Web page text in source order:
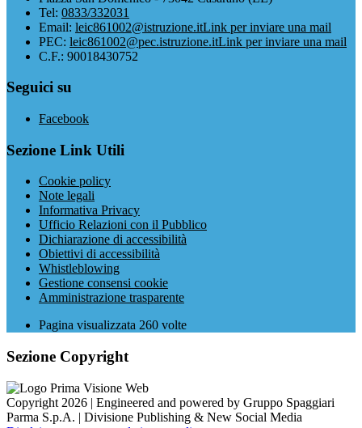
Tel: 0833/332031
Email: leic861002@istruzione.itLink per inviare una mail
PEC: leic861002@pec.istruzione.itLink per inviare una mail
C.F.: 90018430752
Seguici su
Facebook
Sezione Link Utili
Cookie policy
Note legali
Informativa Privacy
Ufficio Relazioni con il Pubblico
Dichiarazione di accessibilità
Obiettivi di accessibilità
Whistleblowing
Gestione consensi cookie
Amministrazione trasparente
Pagina visualizzata 260 volte
Sezione Copyright
Copyright 2026 | Engineered and powered by Gruppo Spaggiari
Parma S.p.A. | Divisione Publishing & New Social Media